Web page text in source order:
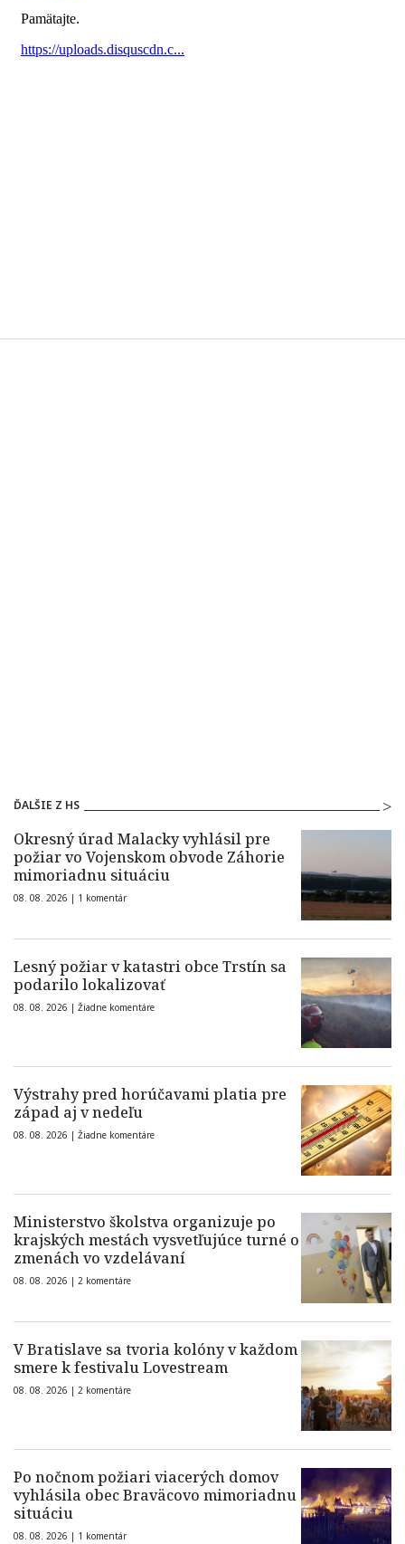
ĎALŠIE Z HS
Okresný úrad Malacky vyhlásil pre
požiar vo Vojenskom obvode Záhorie
mimoriadnu situáciu
08. 08. 2026 | 1 komentár
Lesný požiar v katastri obce Trstín sa
podarilo lokalizovať
08. 08. 2026 | Žiadne komentáre
Výstrahy pred horúčavami platia pre
západ aj v nedeľu
08. 08. 2026 | Žiadne komentáre
Ministerstvo školstva organizuje po
krajských mestách vysvetľujúce turné o
zmenách vo vzdelávaní
08. 08. 2026 | 2 komentáre
V Bratislave sa tvoria kolóny v každom
smere k festivalu Lovestream
08. 08. 2026 | 2 komentáre
Po nočnom požiari viacerých domov
vyhlásila obec Braväcovo mimoriadnu
situáciu
08. 08. 2026 | 1 komentár